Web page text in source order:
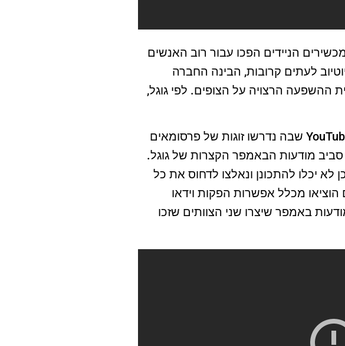
הניידים הפכו עבור רוב האנשים
לעתים קרובות, הבינה החברה
ההשפעה הרצויה על הצופים. לפי גוגל,
ב-21 בספטמבר נערכה בסינגפור תחרות בשם YouTube Creative Hack שבה נדרשו זוגות של פרסומאים
סביב מודעות הבאמפר הקצרות של גוגל.
יכלו להתכונן ונאלצו לדחוס את כל
מכלל אפשרות הפקות וידאו
באמפר שיצרו שני הצוותים שזכו